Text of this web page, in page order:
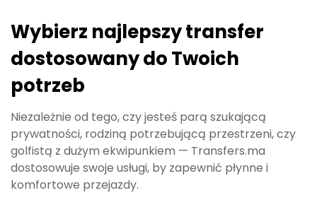
Wybierz najlepszy transfer
dostosowany do Twoich
potrzeb
Niezależnie od tego, czy jesteś parą szukającą
prywatności, rodziną potrzebującą przestrzeni, czy
golfistą z dużym ekwipunkiem — Transfers.ma
dostosowuje swoje usługi, by zapewnić płynne i
komfortowe przejazdy.